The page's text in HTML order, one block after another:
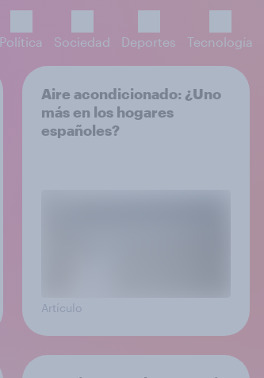
Política Sociedad Deportes Tecnología
Aire acondicionado: ¿Uno
más en los hogares
españoles?
Artículo